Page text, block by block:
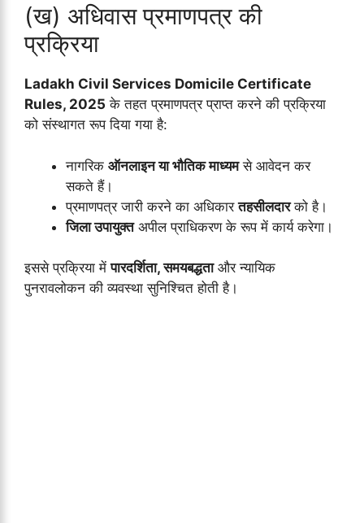
(ख) अधिवास प्रमाणपत्र की
प्रक्रिया
Ladakh Civil Services Domicile Certificate
Rules, 2025 के तहत प्रमाणपत्र प्राप्त करने की प्रक्रिया
को संस्थागत रूप दिया गया है:
नागरिक ऑनलाइन या भौतिक माध्यमसे आवेदन कर
सकते हैं।
प्रमाणपत्र जारी करने का अधिकारतहसीलदारको है।
जिला उपायुक्तअपील प्राधिकरण के रूप में कार्य करेगा।
इससे प्रक्रिया मेंपारदर्शिता, समयबद्धताऔर न्यायिक
पुनरावलोकन की व्यवस्था सुनिश्चित होती है।